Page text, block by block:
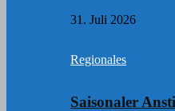
31. Juli 2026
Regionales
Saisonaler